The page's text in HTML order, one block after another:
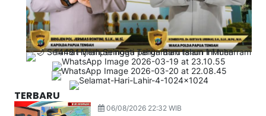
TERBARU
06/08/2026 22:32 WIB